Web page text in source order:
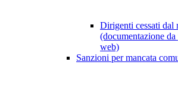
Dirigenti cessati dal
(documentazione
web)
Sanzioni per mancata